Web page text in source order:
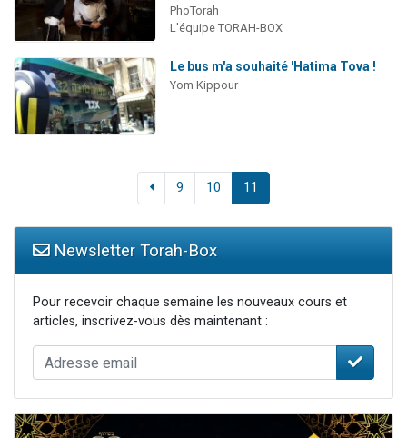
PhoTorah
L'équipe TORAH-BOX
Le bus m'a souhaité 'Hatima Tova !
Yom Kippour
9 10 11
Newsletter Torah-Box
Pour recevoir chaque semaine les nouveaux cours et
articles, inscrivez-vous dès maintenant :